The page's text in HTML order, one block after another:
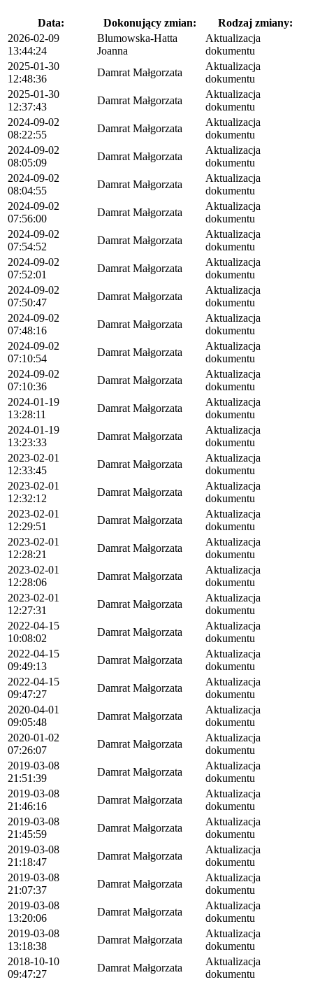
Data: Dokonujący zmian:
Rodzaj zmiany:
2026-02-09
13:44:24
Blumowska-Hatta
Joanna
Aktualizacja
dokumentu
2025-01-30
12:48:36
Damrat Małgorzata
Aktualizacja
dokumentu
2025-01-30
12:37:43
Damrat Małgorzata
Aktualizacja
dokumentu
2024-09-02
08:22:55
Damrat Małgorzata
Aktualizacja
dokumentu
2024-09-02
08:05:09
Damrat Małgorzata
Aktualizacja
dokumentu
2024-09-02
08:04:55
Damrat Małgorzata
Aktualizacja
dokumentu
2024-09-02
07:56:00
Damrat Małgorzata
Aktualizacja
dokumentu
2024-09-02
07:54:52
Damrat Małgorzata
Aktualizacja
dokumentu
2024-09-02
07:52:01
Damrat Małgorzata
Aktualizacja
dokumentu
2024-09-02
07:50:47
Damrat Małgorzata
Aktualizacja
dokumentu
2024-09-02
07:48:16
Damrat Małgorzata
Aktualizacja
dokumentu
2024-09-02
07:10:54
Damrat Małgorzata
Aktualizacja
dokumentu
2024-09-02
07:10:36
Damrat Małgorzata
Aktualizacja
dokumentu
2024-01-19
13:28:11
Damrat Małgorzata
Aktualizacja
dokumentu
2024-01-19
13:23:33
Damrat Małgorzata
Aktualizacja
dokumentu
2023-02-01
12:33:45
Damrat Małgorzata
Aktualizacja
dokumentu
2023-02-01
12:32:12
Damrat Małgorzata
Aktualizacja
dokumentu
2023-02-01
12:29:51
Damrat Małgorzata
Aktualizacja
dokumentu
2023-02-01
12:28:21
Damrat Małgorzata
Aktualizacja
dokumentu
2023-02-01
12:28:06
Damrat Małgorzata
Aktualizacja
dokumentu
2023-02-01
12:27:31
Damrat Małgorzata
Aktualizacja
dokumentu
2022-04-15
10:08:02
Damrat Małgorzata
Aktualizacja
dokumentu
2022-04-15
09:49:13
Damrat Małgorzata
Aktualizacja
dokumentu
2022-04-15
09:47:27
Damrat Małgorzata
Aktualizacja
dokumentu
2020-04-01
09:05:48
Damrat Małgorzata
Aktualizacja
dokumentu
2020-01-02
07:26:07
Damrat Małgorzata
Aktualizacja
dokumentu
2019-03-08
21:51:39
Damrat Małgorzata
Aktualizacja
dokumentu
2019-03-08
21:46:16
Damrat Małgorzata
Aktualizacja
dokumentu
2019-03-08
21:45:59
Damrat Małgorzata
Aktualizacja
dokumentu
2019-03-08
21:18:47
Damrat Małgorzata
Aktualizacja
dokumentu
2019-03-08
21:07:37
Damrat Małgorzata
Aktualizacja
dokumentu
2019-03-08
13:20:06
Damrat Małgorzata
Aktualizacja
dokumentu
2019-03-08
13:18:38
Damrat Małgorzata
Aktualizacja
dokumentu
2018-10-10
09:47:27
Damrat Małgorzata
Aktualizacja
dokumentu